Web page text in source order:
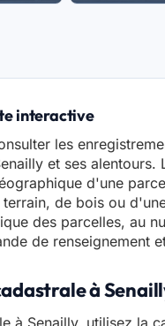
interactive
les
et ses alentours.
d'une
de bois ou
des parcelles, au
de renseignement
à